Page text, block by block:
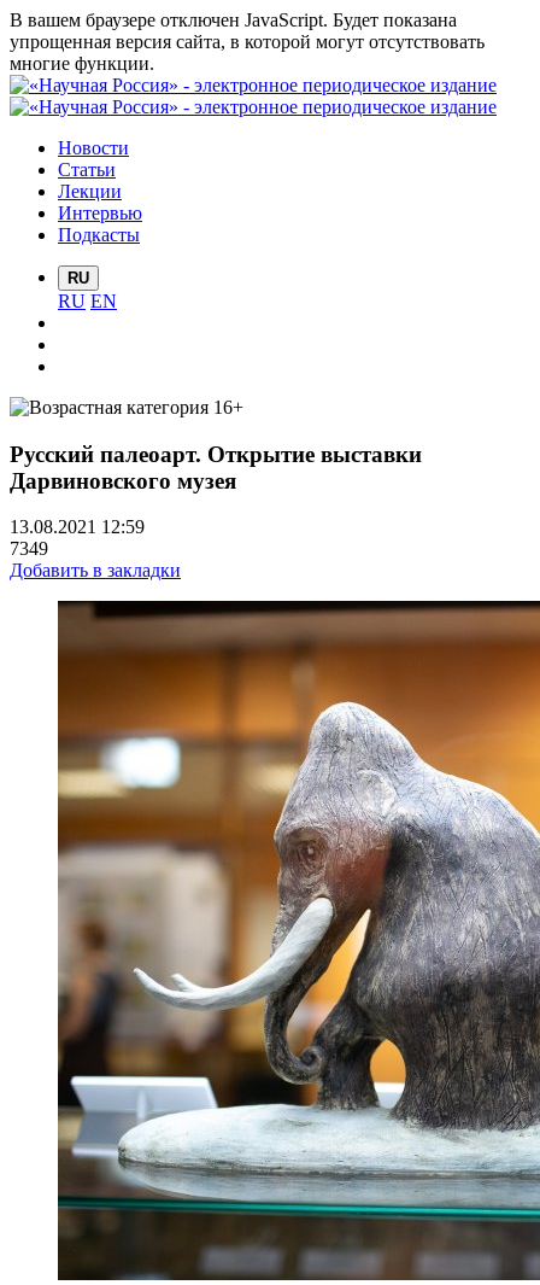
В вашем браузере отключен JavaScript. Будет показана
упрощенная версия сайта, в которой могут отсутствовать
многие функции.
Новости
Статьи
Лекции
Интервью
Подкасты
RU
RU EN
Русский палеоарт. Открытие выставки
Дарвиновского музея
13.08.2021 12:59
7349
Добавить в закладки